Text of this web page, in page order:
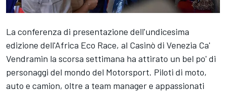
La conferenza di presentazione dell'undicesima
edizione dell'Africa Eco Race, al Casinò di Venezia Ca'
Vendramin la scorsa settimana ha attirato un bel po' di
personaggi del mondo del Motorsport. Piloti di moto,
auto e camion, oltre a team manager e appassionati